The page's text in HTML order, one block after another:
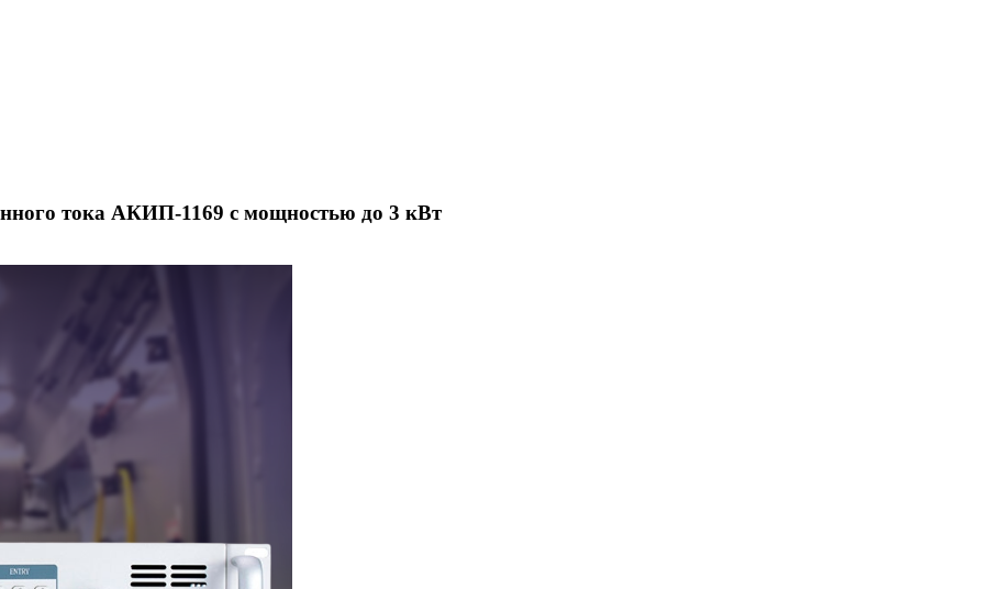
тока АКИП-1169 с мощностью до 3 кВт